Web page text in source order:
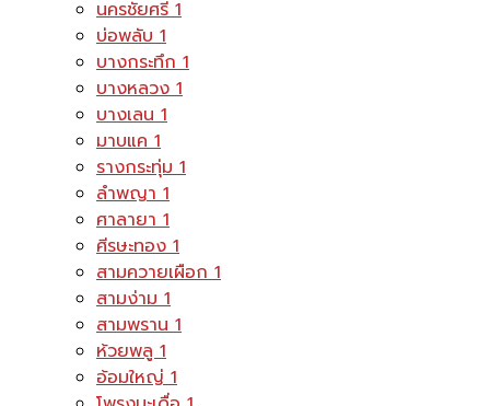
นครชัยศรี1
บ่อพลับ1
บางกระทึก1
บางหลวง1
บางเลน1
มาบแค1
รางกระทุ่ม1
ลำพญา1
ศาลายา1
ศีรษะทอง1
สามควายเผือก1
สามง่าม1
สามพราน1
ห้วยพลู1
อ้อมใหญ่1